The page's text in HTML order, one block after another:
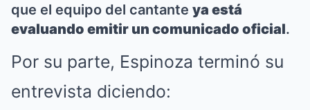
que el equipo del cantante ya está
evaluando emitir un comunicado oficial.
Por su parte, Espinoza terminó su
entrevista diciendo: